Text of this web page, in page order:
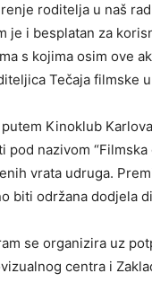
roditelja u naš
je i besplatan za
s kojima osim ove
Tečaja filmske
putem Kinoklub
pod nazivom
vrata udruga.
biti održana dodjela
se organizira uz
centra i